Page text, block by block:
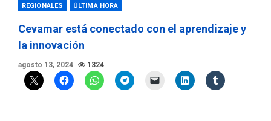
REGIONALES ÚLTIMA HORA
Cevamar está conectado con el aprendizaje y
la innovación
agosto 13, 2024 1324